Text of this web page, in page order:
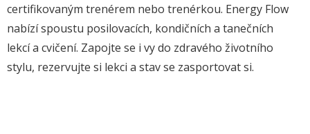
certifikovaným trenérem nebo trenérkou. Energy Flow
nabízí spoustu posilovacích, kondičních a tanečních
lekcí a cvičení. Zapojte se i vy do zdravého životního
stylu, rezervujte si lekci a stav se zasportovat si.